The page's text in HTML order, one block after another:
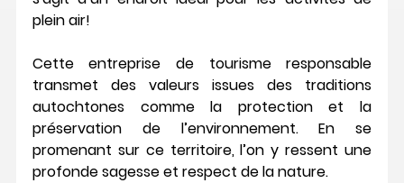
plein air!
Cette entreprise de tourisme responsable
transmet des valeurs issues des traditions
autochtones comme la protection et la
préservation de l’environnement. En se
promenant sur ce territoire, l’on y ressent une
profonde sagesse et respect de la nature.